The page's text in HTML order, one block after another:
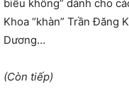
biếu không” dành cho
Khoa “khàn” Trần Đăng
Dương…
(Còn tiếp)